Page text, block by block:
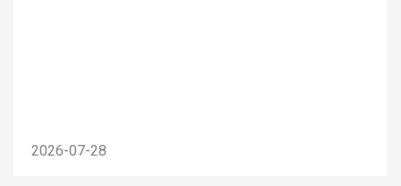
2026-07-28